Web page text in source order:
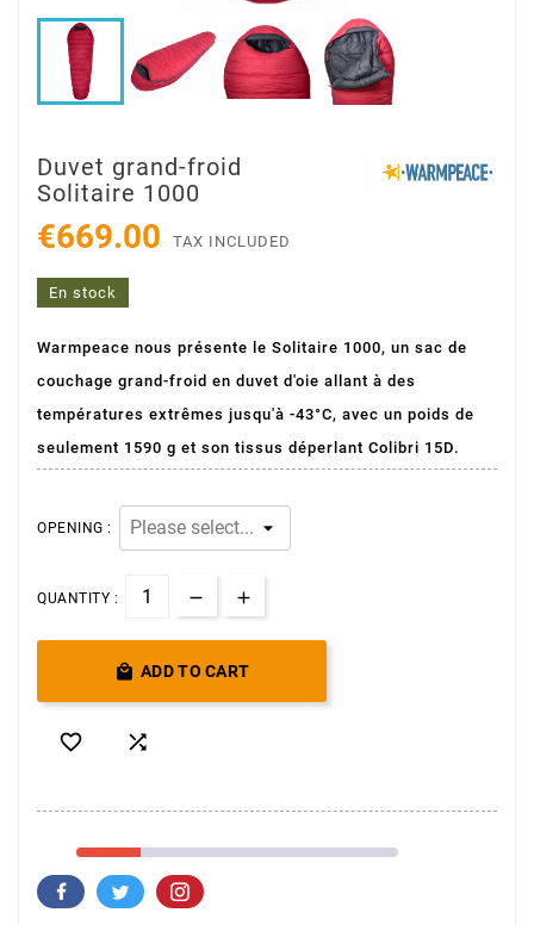
Duvet grand-froid
Solitaire 1000
€669.00 TAX INCLUDED
En stock
Warmpeace nous présente le Solitaire 1000, un sac de
couchage grand-froid en duvet d'oie allant à des
températures extrêmes jusqu'à -43°C, avec un poids de
seulement 1590 g et son tissus déperlant Colibri 15D.
OPENING :
QUANTITY :
 ADD TO CART
 